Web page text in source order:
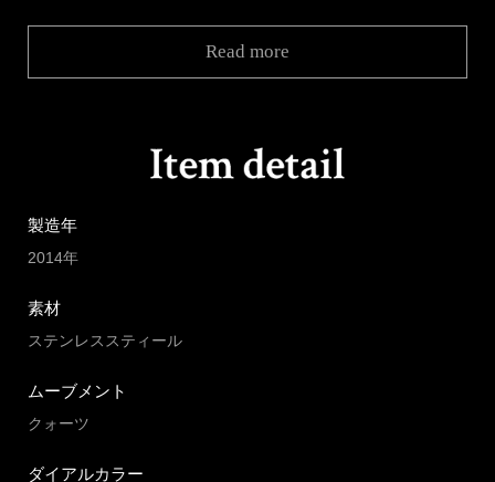
Read more
製造年
2014年
素材
ステンレススティール
ムーブメント
クォーツ
ダイアルカラー